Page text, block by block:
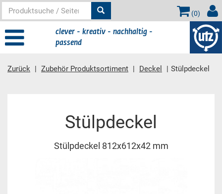
(0)
clever - kreativ - nachhaltig -
passend
Zurück Zubehör Produktsortiment Deckel Stülpdeckel
Stülpdeckel
Stülpdeckel 812x612x42 mm